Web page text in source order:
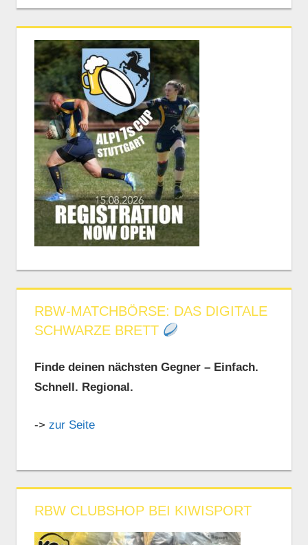
RBW-MATCHBÖRSE: DAS DIGITALE
SCHWARZE BRETT
Finde deinen nächsten Gegner – Einfach.
Schnell. Regional.
-> zur Seite
RBW CLUBSHOP BEI KIWISPORT